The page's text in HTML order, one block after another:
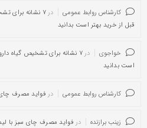
کارشناس روابط عمومی در
۷ نشانه برای
قبل از خرید بهتر است بدانید
خواجوی در
۷ نشانه برای تشخیص گیاه
است بدانید
کارشناس روابط عمومی در فواید مصرف چای
زینب برازنده در فواید مصرف چای سبز با